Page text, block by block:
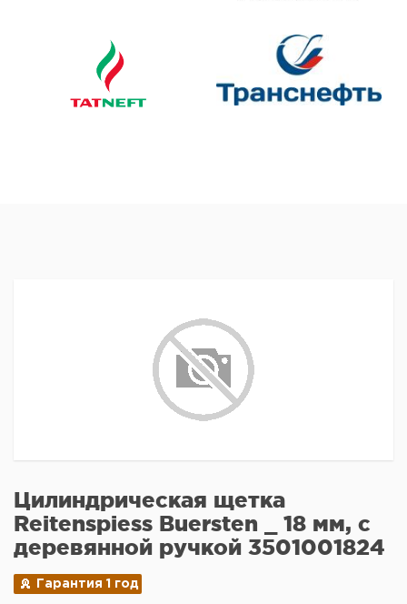
Цилиндрическая щетка
Reitenspiess Buersten _ 18 мм, с
деревянной ручкой 3501001824
Гарантия 1 год